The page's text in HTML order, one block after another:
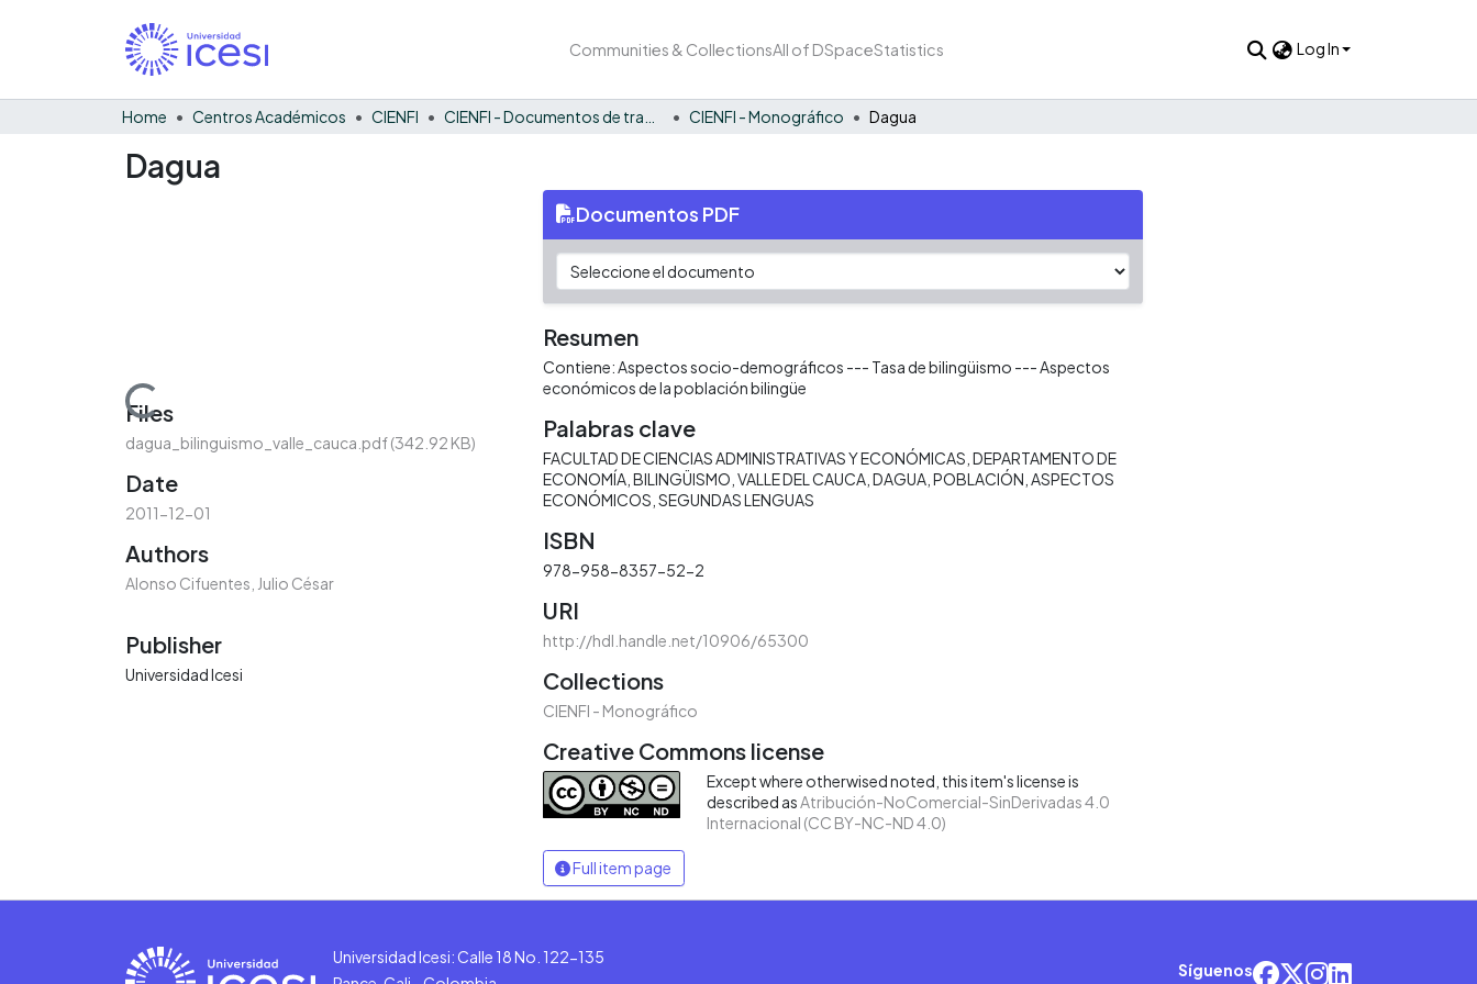
Communities & CollectionsAll of DSpaceStatistics Log In
Home Centros Académicos CIENFI CIENFI - Monográfico Dagua
Dagua
Loading...
Files
dagua_bilinguismo_valle_cauca.pdf(342.92 KB)
Date
2011-12-01
Authors
Alonso Cifuentes, Julio César
Publisher
Universidad Icesi
Documentos PDF
Resumen
Contiene: Aspectos socio-demográficos --- Tasa de bilingüismo --- Aspectos
económicos de la población bilingüe
Palabras clave
FACULTAD DE CIENCIAS ADMINISTRATIVAS Y ECONÓMICAS DEPARTAMENTO DE
ECONOMÍA BILINGÜISMO VALLE DEL CAUCA DAGUA POBLACIÓN ASPECTOS
ECONÓMICOS SEGUNDAS LENGUAS
ISBN
978-958-8357-52-2
URI
http://hdl.handle.net/10906/65300
Collections
CIENFI - Monográfico
Creative Commons license
Except where otherwised noted, this item's license is
described as Atribución-NoComercial-SinDerivadas 4.0
Internacional (CC BY-NC-ND 4.0)
Full item page
Universidad Icesi: Calle 18 No. 122-135
Síguenos